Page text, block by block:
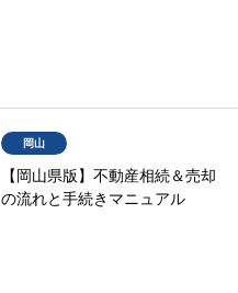
岡山
【岡山県版】不動産相続＆売却
の流れと手続きマニュアル